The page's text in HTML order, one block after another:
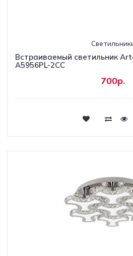
Встраиваемый светильник
A5956PL-2CC
700р.